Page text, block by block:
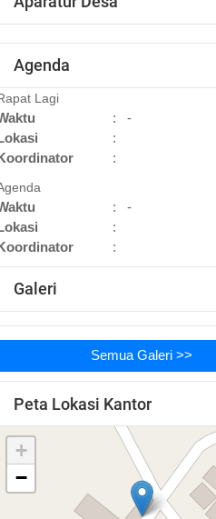
Agenda
Lagi
:
-
:
:
:
-
:
:
Galeri
Semua Galeri >>
Peta Lokasi Kantor
+
−